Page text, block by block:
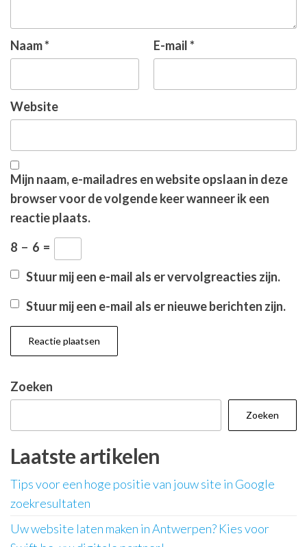
Naam* E-mail*
Website
Mijn naam, e-mailadres en website opslaan in deze
browser voor de volgende keer wanneer ik een
reactie plaats.
8 − 6 =
Stuur mij een e-mail als er vervolgreacties zijn.
Stuur mij een e-mail als er nieuwe berichten zijn.
Zoeken
Zoeken
Laatste artikelen
Tips voor een hoge positie van jouw site in Google
zoekresultaten
Uw website laten maken in Antwerpen? Kies voor